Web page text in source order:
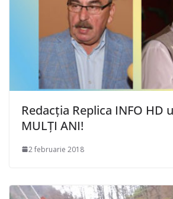
Redacția Replica INFO HD
MULȚI ANI!
2 februarie 2018